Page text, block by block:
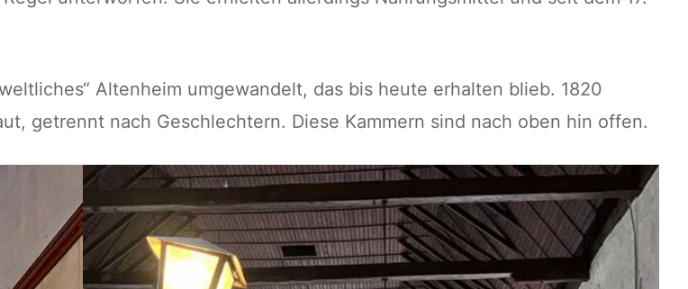
Altenheim umgewandelt, das bis heute erhalten blieb. 1820
getrennt nach Geschlechtern. Diese Kammern sind nach oben hin offen.